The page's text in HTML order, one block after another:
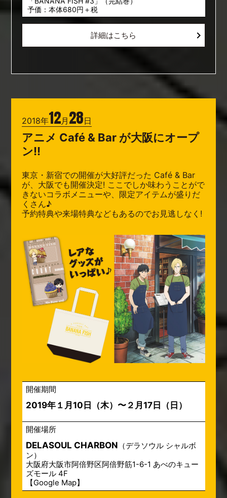
予価：本体680円＋税
詳細はこちら
2018年12月 28日
アニメ Café & Bar が大阪にオープ
ン!!
東京・新宿での開催が大好評だった Café & Bar
が、大阪でも開催決定! ここでしか味わうことがで
きないコラボメニューや、限定アイテムが盛りだ
くさん♪
予約特典や来場特典などもあるのでお見逃しなく!
開催期間
2019年１月10日（木）〜２月17日（日）
開催場所
DELASOUL CHARBON （デラソウル シャルボ
ン）
大阪府大阪市阿倍野区阿倍野筋1-6-1 あべのキュー
ズモール 4F
【Google Map】